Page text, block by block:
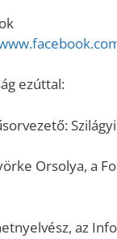
ezúttal:
Orsolya, a
az